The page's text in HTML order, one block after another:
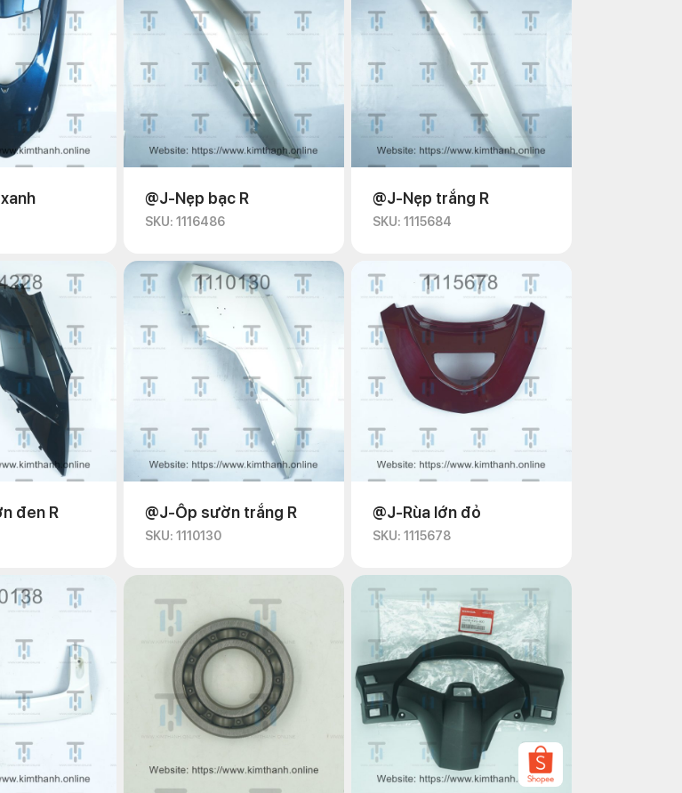
@J-Nẹp bạc R
SKU: 1116486
@J-Nẹp trắng R
SKU: 1115684
đen R @J-Ốp sườn trắng R
SKU: 1110130
@J-Rùa lớn đỏ
SKU: 1115678